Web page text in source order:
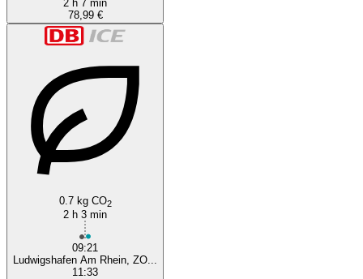
2 h 7 min
78,99 €
0.7 kg CO2
2 h 3 min
09:21
Ludwigshafen Am Rhein, ZO...
11:33